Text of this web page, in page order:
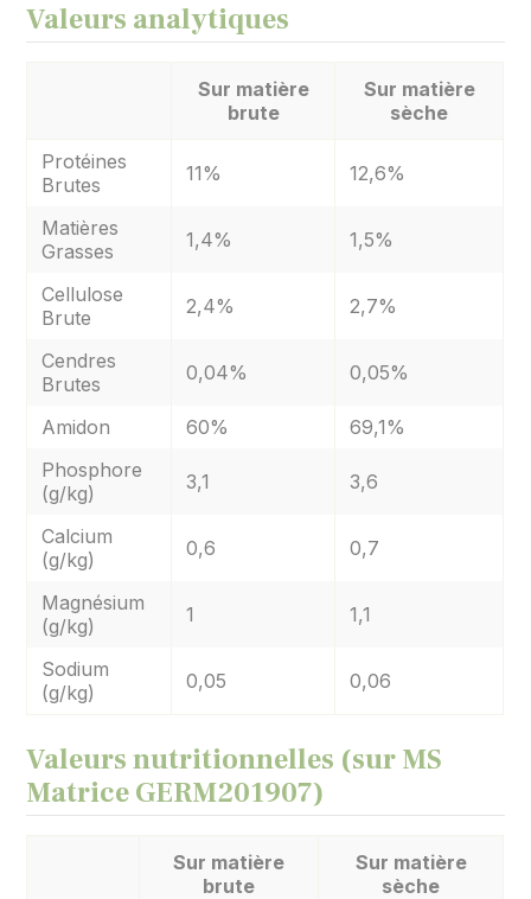
Valeurs analytiques
Sur matière
brute
Sur matière
sèche
Protéines
Brutes
11% 12,6%
Matières
Grasses
1,4% 1,5%
Cellulose
Brute
2,4% 2,7%
Cendres
Brutes
0,04% 0,05%
Amidon 60%
69,1%
Phosphore
(g/kg)
3,1 3,6
Calcium
(g/kg)
0,6 0,7
Magnésium
(g/kg)
1 1,1
Sodium
(g/kg)
0,05 0,06
Valeurs nutritionnelles (sur MS
Matrice GERM201907)
Sur matière
brute
Sur matière
sèche